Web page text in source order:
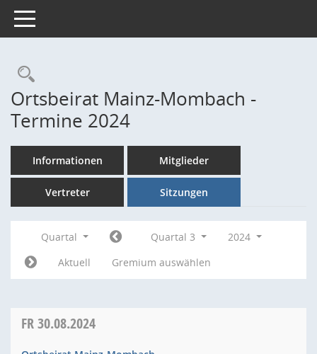
Toggle navigation
Rechercheauswahl
Ortsbeirat Mainz-Mombach -
Termine 2024
Informationen Mitglieder
Vertreter Sitzungen
Quartal Quartal 3
2024
Aktuell
Gremium auswählen
FR30.08.2024